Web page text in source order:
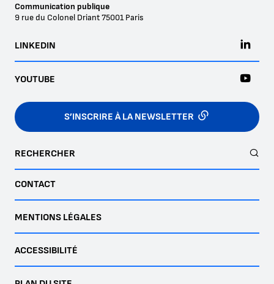
Communication publique
9 rue du Colonel Driant75001 Paris
S’INSCRIRE À LA NEWSLETTER
LINKEDIN
YOUTUBE
RECHERCHER
CONTACT
MENTIONS LÉGALES
ACCESSIBILITÉ